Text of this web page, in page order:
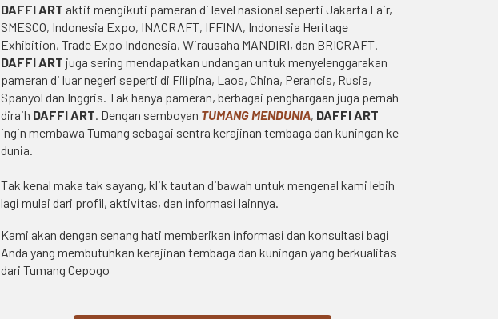
DAFFI ART aktif mengikuti pameran di level nasional seperti Jakarta Fair,
SMESCO, Indonesia Expo, INACRAFT, IFFINA, Indonesia Heritage
Exhibition, Trade Expo Indonesia, Wirausaha MANDIRI, dan BRICRAFT.
DAFFI ART juga sering mendapatkan undangan untuk menyelenggarakan
pameran di luar negeri seperti di Filipina, Laos, China, Perancis, Rusia,
Spanyol dan Inggris. Tak hanya pameran, berbagai penghargaan juga pernah
diraih DAFFI ART. Dengan semboyan TUMANG MENDUNIA, DAFFI ART
ingin membawa Tumang sebagai sentra kerajinan tembaga dan kuningan ke
dunia.
Tak kenal maka tak sayang, klik tautan dibawah untuk mengenal kami lebih
lagi mulai dari profil, aktivitas, dan informasi lainnya.
Kami akan dengan senang hati memberikan informasi dan konsultasi bagi
Anda yang membutuhkan kerajinan tembaga dan kuningan yang berkualitas
dari Tumang Cepogo